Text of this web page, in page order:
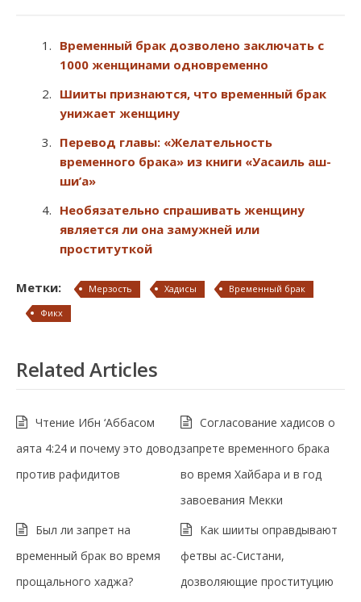
Временный брак дозволено заключать с
1000 женщинами одновременно
Шииты признаются, что временный брак
унижает женщину
Перевод главы: «Желательность
временного брака» из книги «Уасаиль аш-
ши’а»
Необязательно спрашивать женщину
является ли она замужней или
проституткой
Метки: Мерзость Хадисы
Временный брак
Фикх
Related Articles
Чтение Ибн ‘Аббасом
аята 4:24 и почему это довод
против рафидитов
Согласование хадисов о
запрете временного брака
во время Хайбара и в год
завоевания Мекки
Был ли запрет на
временный брак во время
прощального хаджа?
Как шииты оправдывают
фетвы ас-Систани,
дозволяющие проституцию